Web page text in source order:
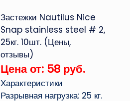
Застежки Nautilus Nice
Snap stainless steel # 2,
25кг. 10шт. (Цены,
отзывы)
Цена от: 58 руб.
Характеристики
Разрывная нагрузка: 25 кг.